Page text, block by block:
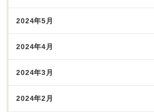
2024年5月
2024年4月
2024年3月
2024年2月